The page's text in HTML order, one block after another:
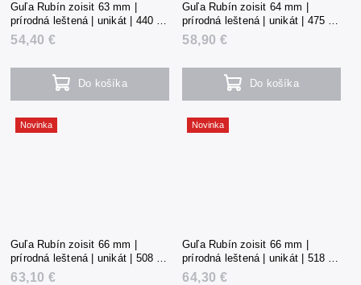
Guľa Rubín zoisit 63 mm |
prírodná leštená | unikát | 440 g |
Tanzánia
54,40 €
Do košíka
Guľa Rubín zoisit 64 mm |
prírodná leštená | unikát | 475 g |
Tanzánia
58,90 €
Do košíka
Novinka
Guľa Rubín zoisit 66 mm |
prírodná leštená | unikát | 508 g |
Tanzánia
63,10 €
Novinka
Guľa Rubín zoisit 66 mm |
prírodná leštená | unikát | 518 g |
Tanzánia
64,30 €